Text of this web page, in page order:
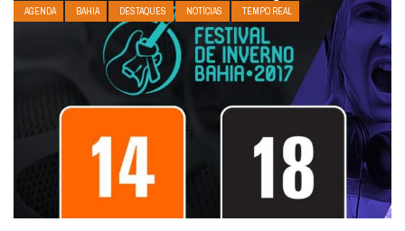
AGENDA BAHIA DESTAQUES NOTÍCIAS TEMPO REAL